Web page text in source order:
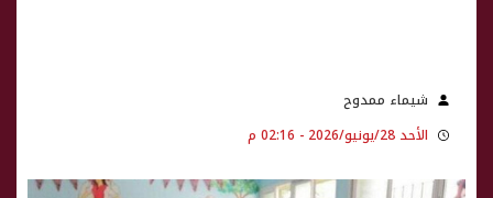
شيماء ممدوح
الأحد 28/يونيو/2026 - 02:16 م